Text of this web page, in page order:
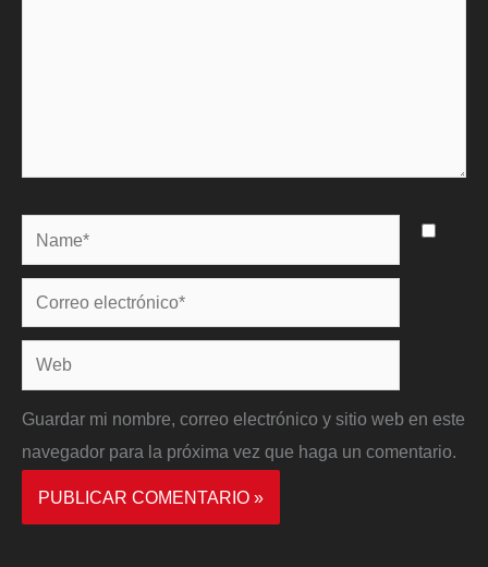
Name*
Correo
electrónico*
Web
Guardar mi nombre, correo electrónico y sitio web en este
navegador para la próxima vez que haga un comentario.